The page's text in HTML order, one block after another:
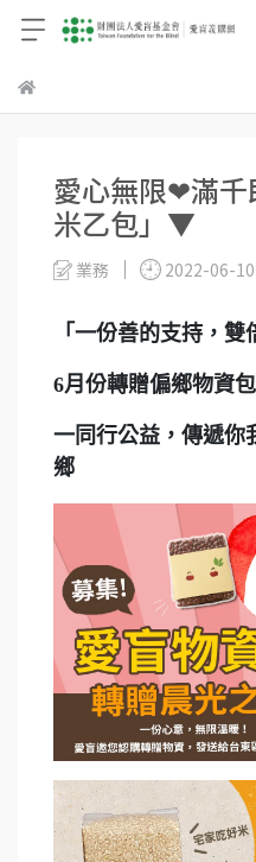
愛心無限❤滿千
米乙包」▼
業務 2022-06-10
「一份善的支持，雙
6月份轉贈偏鄉物資
一同行公益，傳遞
鄉